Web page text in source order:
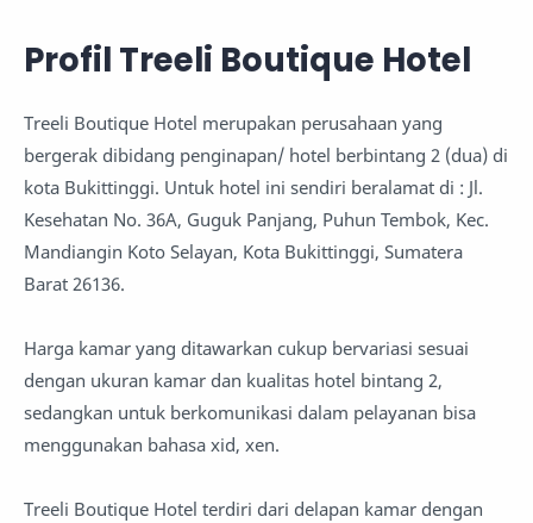
Profil Treeli Boutique Hotel
Treeli Boutique Hotel merupakan perusahaan yang
bergerak dibidang penginapan/ hotel berbintang 2 (dua) di
kota Bukittinggi. Untuk hotel ini sendiri beralamat di : Jl.
Kesehatan No. 36A, Guguk Panjang, Puhun Tembok, Kec.
Mandiangin Koto Selayan, Kota Bukittinggi, Sumatera
Barat 26136.
Harga kamar yang ditawarkan cukup bervariasi sesuai
dengan ukuran kamar dan kualitas hotel bintang 2,
sedangkan untuk berkomunikasi dalam pelayanan bisa
menggunakan bahasa xid, xen.
Treeli Boutique Hotel terdiri dari delapan kamar dengan